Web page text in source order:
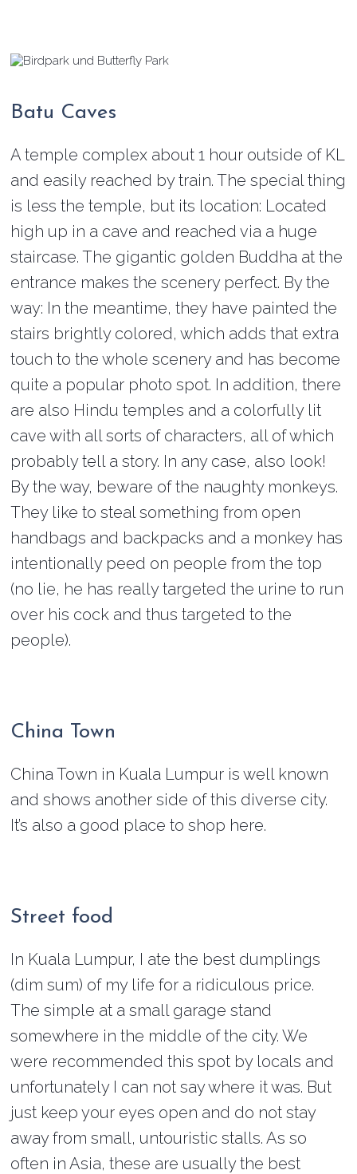
Batu Caves
A temple complex about 1 hour outside of KL
and easily reached by train. The special thing
is less the temple, but its location: Located
high up in a cave and reached via a huge
staircase. The gigantic golden Buddha at the
entrance makes the scenery perfect. By the
way: In the meantime, they have painted the
stairs brightly colored, which adds that extra
touch to the whole scenery and has become
quite a popular photo spot. In addition, there
are also Hindu temples and a colorfully lit
cave with all sorts of characters, all of which
probably tell a story. In any case, also look!
By the way, beware of the naughty monkeys.
They like to steal something from open
handbags and backpacks and a monkey has
intentionally peed on people from the top
(no lie, he has really targeted the urine to run
over his cock and thus targeted to the
people).
China Town
China Town in Kuala Lumpur is well known
and shows another side of this diverse city.
It’s also a good place to shop here.
Street food
In Kuala Lumpur, I ate the best dumplings
(dim sum) of my life for a ridiculous price.
The simple at a small garage stand
somewhere in the middle of the city. We
were recommended this spot by locals and
unfortunately I can not say where it was. But
just keep your eyes open and do not stay
away from small, untouristic stalls. As so
often in Asia, these are usually the best